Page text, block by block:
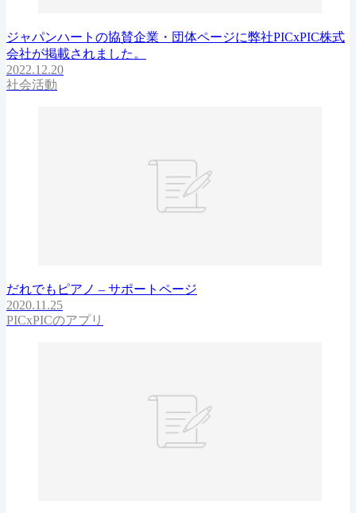
ジャパンハートの協賛企業・団体ページに弊社PICxPIC株式
会社が掲載されました。
2022.12.20
社会活動
だれでもピアノ – サポートページ
2020.11.25
PICxPICのアプリ